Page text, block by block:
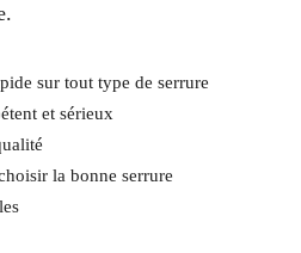
sur tout type de serrure
et sérieux
la bonne serrure